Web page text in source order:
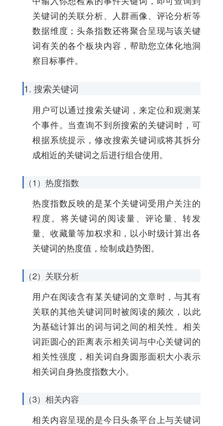
关键词的关联分析、人群画像、评论分析等
数据维度；头条指数还将聚合呈现与该关键
词有关的各个板块内容，帮助您立体化地洞
察目标事件。
1. 搜索关键词
用户可以通过搜索关键词，来定位和观测某
个事件。当查询不到所搜索的关键词时，可
根据系统提示，修改搜索关键词或将其拆分
成相近的关键词之后进行组合使用。
（1）热度指数
热度指数反映的是某个关键词受用户关注的
程度。将关键词的阅读量、评论量、转发
量、收藏量等加权求和，以小时级计算出各
关键词的热度值，绘制成趋势图。
（2）关联分析
用户在阅读含有某关键词的文章时，与其有
关联的其他关键词同时被阅读的频次，以此
为基础计算出的词与词之间的相关性。相关
词距圆心的距离表示相关词与中心关键词的
相关性强度，相关词自身圆形面积大小表示
相关词自身热度指数大小。
（3）相关内容
相关内容呈现的是今日头条平台上与关键词